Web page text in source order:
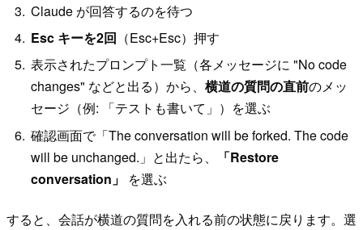
Claude が回答するのを待つ
Esc キーを2回 （Esc+Esc）押す
表示されたプロンプト一覧（各メッセージに "No code
changes" などと出る）から、横道の質問の直前のメッ
セージ（例: 「テストも書いて」）を選ぶ
確認画面で「The conversation will be forked. The code
will be unchanged.」と出たら、
「Restore
conversation」
を選ぶ
すると、会話が横道の質問を入れる前の状態に戻ります。選